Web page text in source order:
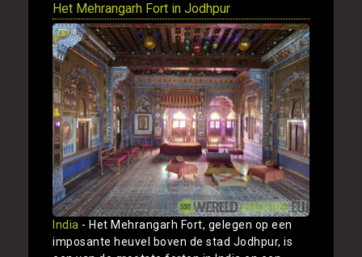
Het Mehrangarh Fort in Jodhpur
India - Het Mehrangarh Fort, gelegen op een
imposante heuvel boven de stad Jodhpur, is